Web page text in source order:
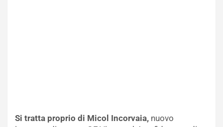
Si tratta proprio di Micol Incorvaia, nuovo